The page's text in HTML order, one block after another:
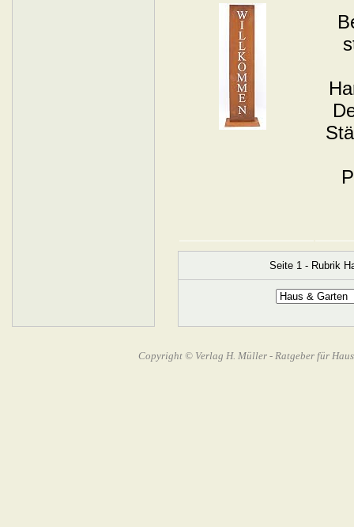
Seite 1 - Rubrik
Copyright © Verlag H. Müller - Ratgeber für